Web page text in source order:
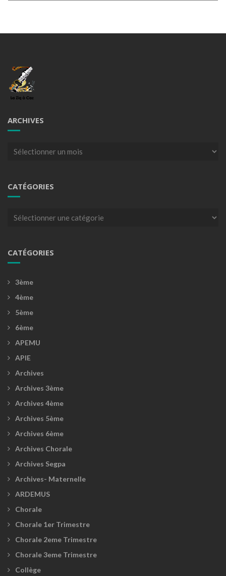
ARCHIVES
Archives
CATÉGORIES
Catégories
CATÉGORIES
3ème
4ème
5ème
6ème
APEMU
APIE
Archives
Archives 3ème
Archives 4ème
Archives 5ème
Archives 6ème
Archives Chorale
Archives Segpa
Archives- Maternelle
ARDEMUS
Chorale
Chorale 1er Trimestre
Chorale 2eme Trimestre
Chorale 3eme Trimestre
Collège